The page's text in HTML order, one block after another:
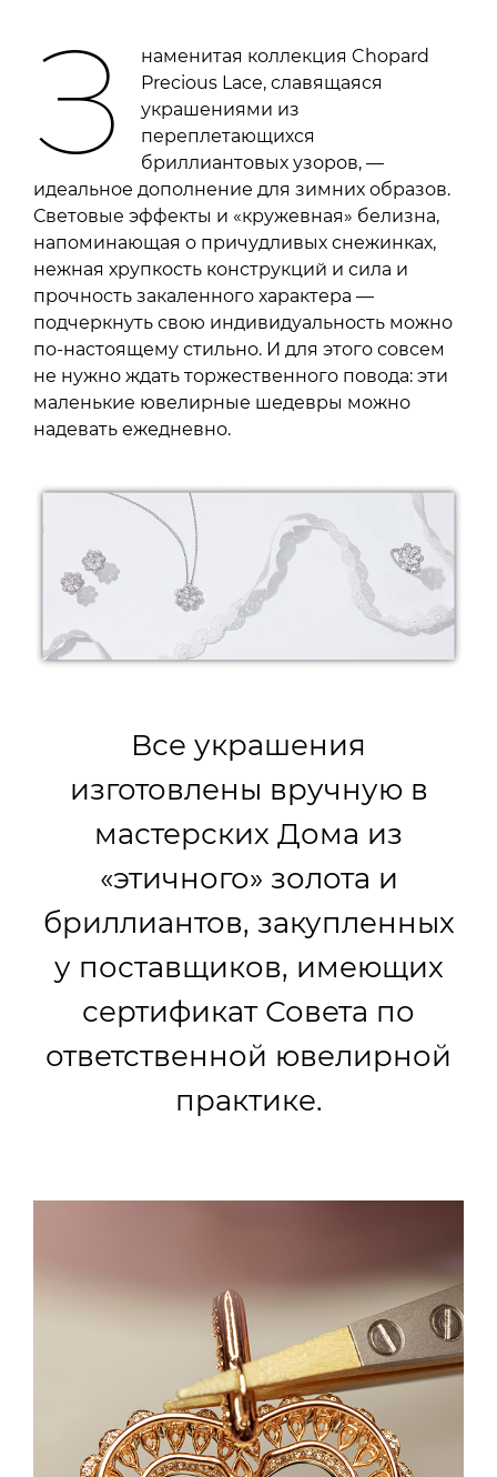
З
наменитая коллекция Chopard
Precious Lace, славящаяся
украшениями из
переплетающихся
бриллиантовых узоров, —
идеальное дополнение для зимних образов.
Световые эффекты и «кружевная» белизна,
напоминающая о причудливых снежинках,
нежная хрупкость конструкций и сила и
прочность закаленного характера —
подчеркнуть свою индивидуальность можно
по-настоящему стильно. И для этого совсем
не нужно ждать торжественного повода: эти
маленькие ювелирные шедевры можно
надевать ежедневно.
Все украшения
изготовлены вручную в
мастерских Дома из
«этичного» золота и
бриллиантов, закупленных
у поставщиков, имеющих
сертификат Совета по
ответственной ювелирной
практике.